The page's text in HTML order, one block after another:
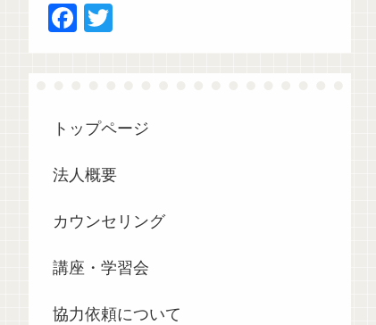
F
b
o
o
k
トップページ
法人概要
カウンセリング
講座・学習会
協力依頼について